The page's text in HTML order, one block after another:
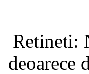
Retineti:
deoarece